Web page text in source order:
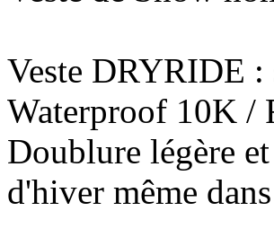
Veste DRYRIDE :
Waterproof 10K /
Doublure légère
d'hiver même